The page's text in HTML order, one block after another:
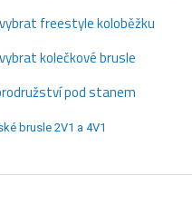
vybrat freestyle koloběžku
kolečkové brusle
pod stanem
brusle 2V1 a 4V1